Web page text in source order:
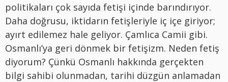
politikaları çok sayıda fetişi içinde barındırıyor.
Daha doğrusu, iktidarın fetişleriyle iç içe giriyor;
ayırt edilemez hale geliyor. Çamlıca Camii gibi.
Osmanlı’ya geri dönmek bir fetişizm. Neden fetiş
diyorum? Çünkü Osmanlı hakkında gerçekten
bilgi sahibi olunmadan, tarihi düzgün anlamadan